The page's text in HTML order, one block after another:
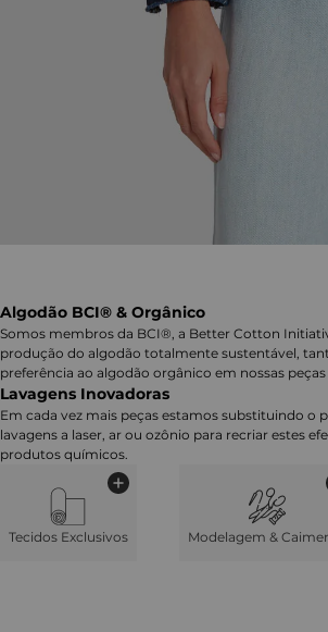
Algodão BCI® & Orgânico
Somos membros da BCI®, a Better Cotton
produção do algodão totalmente sustentável,
preferência ao algodão orgânico em nossas
Lavagens Inovadoras
Em cada vez mais peças estamos substituindo
lavagens a laser, ar ou ozônio para recriar estes
produtos químicos.
Tecidos Exclusivos Modelagem &